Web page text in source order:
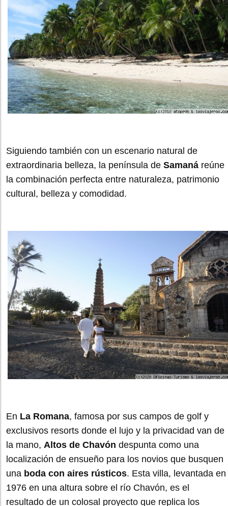
Siguiendo también con un escenario natural de
extraordinaria belleza, la península de Samaná reúne
la combinación perfecta entre naturaleza, patrimonio
cultural, belleza y comodidad.
En La Romana, famosa por sus campos de golf y
exclusivos resorts donde el lujo y la privacidad van de
la mano, Altos de Chavón despunta como una
localización de ensueño para los novios que busquen
una boda con aires rústicos. Esta villa, levantada en
1976 en una altura sobre el río Chavón, es el
resultado de un colosal proyecto que replica los